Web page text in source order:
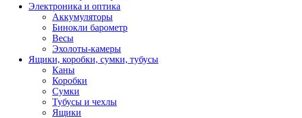
Электроника и оптика
Аккумуляторы
Бинокли барометр
Весы
Эхолоты-камеры
Ящики, коробки, сумки, тубусы
Каны
Коробки
Сумки
Тубусы и чехлы
Ящики